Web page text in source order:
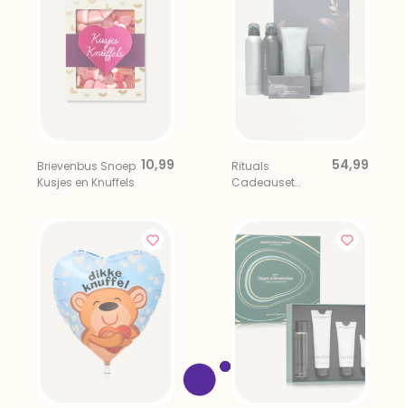
Brievenbus Snoep
Kusjes en Knuffels
10,99
Rituals
Cadeauset
54,99